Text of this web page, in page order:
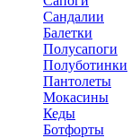
Сандалии
Балетки
Полусапоги
Полуботинки
Пантолеты
Мокасины
Кеды
Ботфорты